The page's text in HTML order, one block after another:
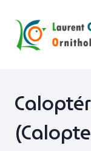
contenu